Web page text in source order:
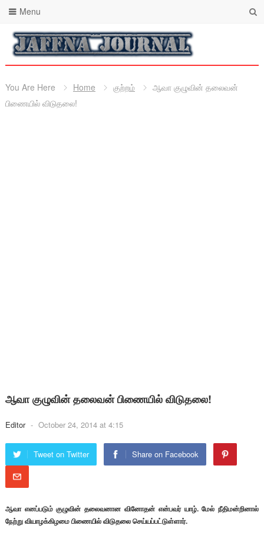
Menu
You Are Here Home குற்றம்
ஆவா குழுவின் தலைவன்
பிணையில் விடுதலை!
ஆவா குழுவின் தலைவன் பிணையில் விடுதலை!
Editor - October 24, 2014 at 4:15
Tweet on Twitter Share on Facebook
ஆவா எனப்படும் குழுவின் தலைவனான வினோதன் என்பவர் யாழ். மேல் நீதிமன்றினால்
நேற்று வியாழக்கிழமை பிணையில் விடுதலை செய்யப்பட்டுள்ளார்.